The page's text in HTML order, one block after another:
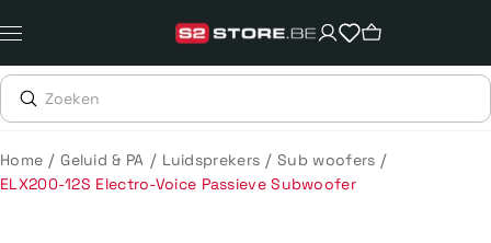
naar
content
Home / Geluid & PA / Luidsprekers / Sub woofers /
ELX200-12S Electro-Voice Passieve Subwoofer